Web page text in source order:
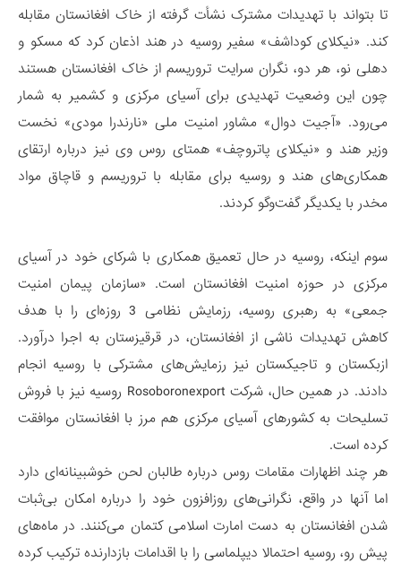
تا بتواند با تهدیدات مشترک نشأت گرفته از خاک افغانستان مقابله
کند. «نیکلای کوداشف» سفیر روسیه در هند اذعان کرد که مسکو و
دهلی نو، هر دو، نگران سرایت تروریسم از خاک افغانستان هستند
چون این وضعیت تهدیدی برای آسیای مرکزی و کشمیر به شمار
می‌رود. «آجیت دوال» مشاور امنیت ملی «نارندرا مودی» نخست
وزیر هند و «نیکلای پاتروچف» همتای روس وی نیز درباره ارتقای
همکاری‌های هند و روسیه برای مقابله با تروریسم و قاچاق مواد
مخدر با یکدیگر گفت‌وگو کردند.
سوم اینکه، روسیه در حال تعمیق همکاری با شرکای خود در آسیای
مرکزی در حوزه امنیت افغانستان است. «سازمان پیمان امنیت
جمعی» به رهبری روسیه، رزمایش نظامی 3 روزه‌ای را با هدف
کاهش تهدیدات ناشی از افغانستان، در قرقیزستان به اجرا درآورد.
ازبکستان و تاجیکستان نیز رزمایش‌های مشترکی با روسیه انجام
دادند. در همین حال، شرکت Rosoboronexport روسیه نیز با فروش
تسلیحات به کشورهای آسیای مرکزی هم مرز با افغانستان موافقت
کرده است.
هر چند اظهارات مقامات روس درباره طالبان لحن خوشبینانه‌ای دارد
اما آنها در واقع، نگرانی‌های روزافزون خود را درباره امکان بی‌ثبات
شدن افغانستان به دست امارت اسلامی کتمان می‌کنند. در ماه‌های
پیش رو، روسیه احتمالا دیپلماسی را با اقدامات بازدارنده ترکیب کرده